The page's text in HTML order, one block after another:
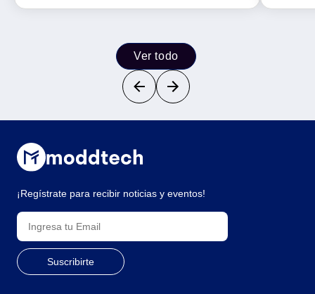
Ver todo
¡Regístrate para recibir noticias y eventos!